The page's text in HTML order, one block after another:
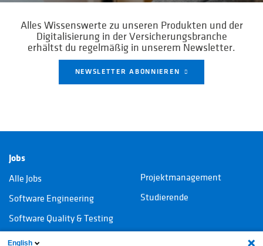
Alles Wissenswerte zu unseren Produkten und der
Digitalisierung in der Versicherungsbranche
erhältst du regelmäßig in unserem Newsletter.
NEWSLETTER ABONNIEREN
Jobs
Alle Jobs
Software Engineering
Software Quality & Testing
IT-Consulting
Projektmanagement
Studierende
English